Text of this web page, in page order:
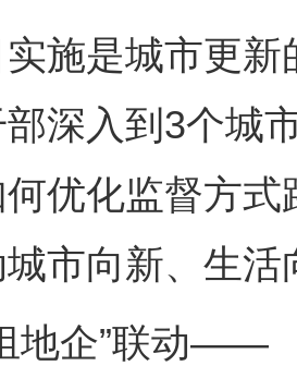
是城市更新
深入到3个城
优化监督方
市向新、生活
企”联动——